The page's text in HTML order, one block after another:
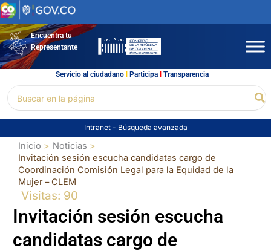
Ir
al
contenidoEncuentra tu
Representante
Servicio al ciudadano l Participal Transparencia
por:
Intranet - Búsqueda avanzada
Inicio
Noticias
Invitación sesión escucha candidatas cargo de
Coordinación Comisión Legal para la Equidad de la
Mujer – CLEM
Visitas: 90
Invitación sesión escucha
candidatas cargo de